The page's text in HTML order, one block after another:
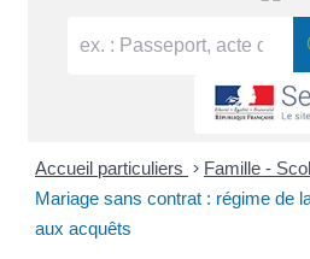
Accueil particuliers > Famille -
Mariage sans contrat : régime de
aux acquêts